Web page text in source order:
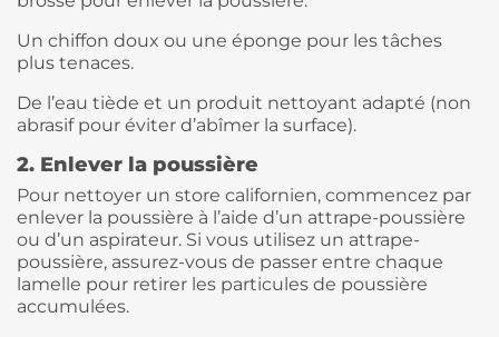
Un chiffon doux ou une éponge pour les tâches
plus tenaces.
De l’eau tiède et un produit nettoyant adapté (non
abrasif pour éviter d’abîmer la surface).
2. Enlever la poussière
Pour nettoyer un store californien, commencez par
enlever la poussière à l’aide d’un attrape-poussière
ou d’un aspirateur. Si vous utilisez un attrape-
poussière, assurez-vous de passer entre chaque
lamelle pour retirer les particules de poussière
accumulées.